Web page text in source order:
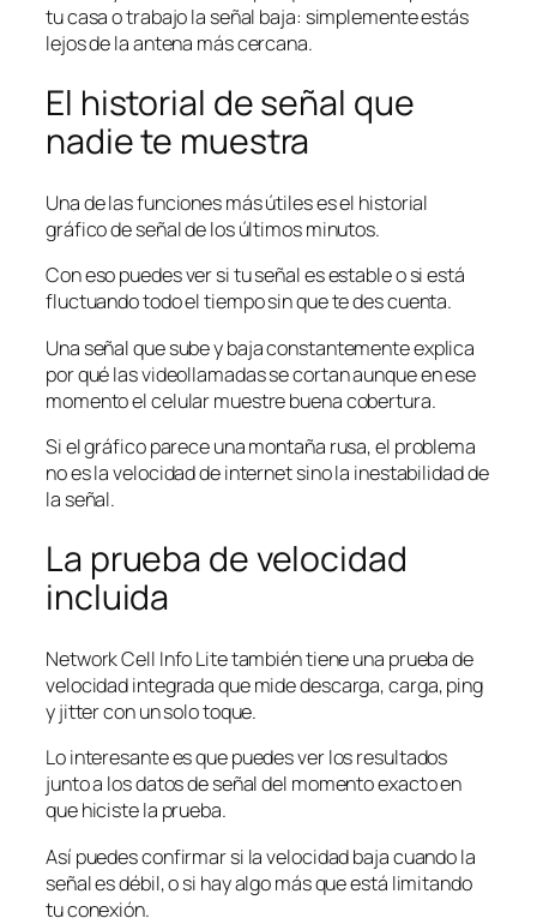
tu casa o trabajo la señal baja: simplemente estás
lejos de la antena más cercana.
El historial de señal que
nadie te muestra
Una de las funciones más útiles es el historial
gráfico de señal de los últimos minutos.
Con eso puedes ver si tu señal es estable o si está
fluctuando todo el tiempo sin que te des cuenta.
Una señal que sube y baja constantemente explica
por qué las videollamadas se cortan aunque en ese
momento el celular muestre buena cobertura.
Si el gráfico parece una montaña rusa, el problema
no es la velocidad de internet sino la inestabilidad de
la señal.
La prueba de velocidad
incluida
Network Cell Info Lite también tiene una prueba de
velocidad integrada que mide descarga, carga, ping
y jitter con un solo toque.
Lo interesante es que puedes ver los resultados
junto a los datos de señal del momento exacto en
que hiciste la prueba.
Así puedes confirmar si la velocidad baja cuando la
señal es débil, o si hay algo más que está limitando
tu conexión.